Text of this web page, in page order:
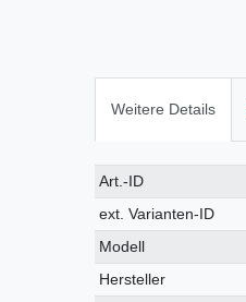
Weitere Details
Technisches
Merkmal
Wert
Art.-ID
ext. Varianten-ID
Modell
Hersteller